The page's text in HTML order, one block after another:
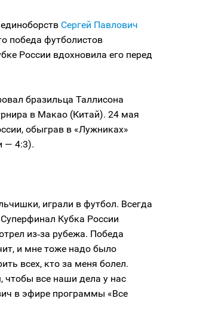
Сергей Павлович
победа футболистов
России вдохновила его перед
бразильца Таллисона
в Макао (Китай). 24 мая
обыграв в «Лужниках»
— 4:3).
играли в футбол. Всегда
Кубка России
из‑за рубежа. Победа
и мне тоже надо было
всех, кто за меня болел.
чтобы все наши дела у нас
в эфире программы «Все